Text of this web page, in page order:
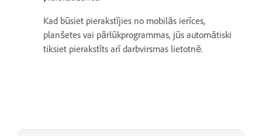
Kad būsiet pierakstījies no mobilās ierīces,
planšetes vai pārlūkprogrammas, jūs automātiski
tiksiet pierakstīts arī darbvirsmas lietotnē.